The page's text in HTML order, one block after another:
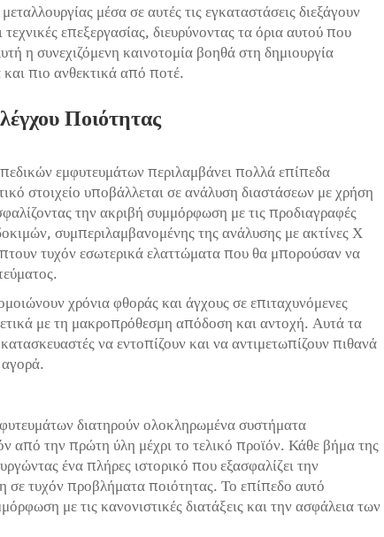
μέσα σε αυτές τις εγκαταστάσεις διεξάγουν
επεξεργασίας, διευρύνοντας τα όρια αυτού που
η συνεχιζόμενη καινοτομία βοηθά στη δημιουργία
πιο ανθεκτικά από ποτέ.
Ποιότητας
εμφυτευμάτων περιλαμβάνει πολλά επίπεδα
στοιχείο υποβάλλεται σε ανάλυση διαστάσεων με χρήση
την ακριβή συμμόρφωση με τις προδιαγραφές
συμπεριλαμβανομένης της ανάλυσης με ακτίνες Χ
τυχόν εσωτερικά ελαττώματα που θα μπορούσαν να
χρόνια φθοράς και άγχους σε επιταχυνόμενες
με τη μακροπρόθεσμη απόδοση και αντοχή. Αυτά τα
να εντοπίζουν και να αντιμετωπίζουν πιθανά
διατηρούν ολοκληρωμένα συστήματα
από την πρώτη ύλη μέχρι το τελικό προϊόν. Κάθε βήμα της
ένα πλήρες ιστορικό που εξασφαλίζει την
σε τυχόν προβλήματα ποιότητας. Το επίπεδο αυτό
με τις κανονιστικές διατάξεις και την ασφάλεια των